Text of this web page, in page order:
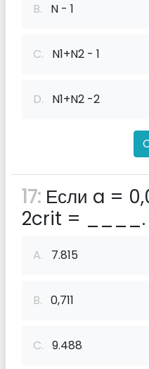
B. N - 1
C. N1+N2 - 1
D. N1+N2 -2
17: Если a =
2crit = ____.
A. 7.815
B. 0,711
C. 9.488